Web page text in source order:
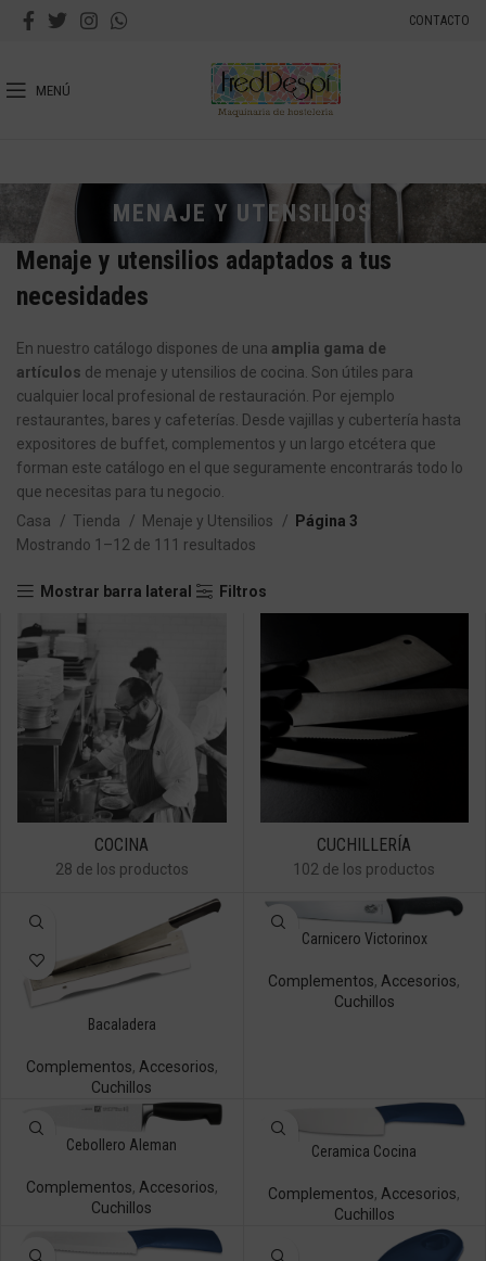
CONTACTO
MENÚ
MENAJE Y UTENSILIOS
Menaje y utensilios adaptados a tus
necesidades
En nuestro catálogo dispones de una amplia gama de
artículos de menaje y utensilios de cocina. Son útiles para
cualquier local profesional de restauración. Por ejemplo
restaurantes, bares y cafeterías. Desde vajillas y cubertería hasta
expositores de buffet, complementos y un largo etcétera que
forman este catálogo en el que seguramente encontrarás todo lo
que necesitas para tu negocio.
Casa
Tienda Menaje y Utensilios
Página 4
Mostrando 1–12 de 111 resultados
Mostrar barra lateral Filtros
COCINA
28 de los productos
CUCHILLERÍA
102 de los productos
Bacaladera
Complementos, Accesorios,
Cuchillos
Carnicero Victorinox
Complementos, Accesorios,
Cuchillos
Cebollero Aleman
Complementos, Accesorios,
Cuchillos
Ceramica Cocina
Complementos, Accesorios,
Cuchillos